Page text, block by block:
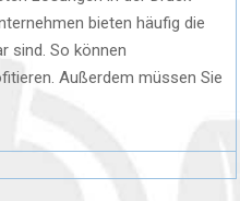
bieten häufig die
sind. So können
Außerdem müssen Sie